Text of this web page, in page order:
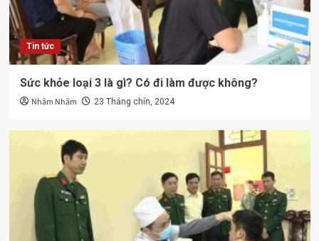
Tin tức
Sức khỏe loại 3 là gì? Có đi làm được không?
Nhâm Nhâm 23 Tháng chín, 2024